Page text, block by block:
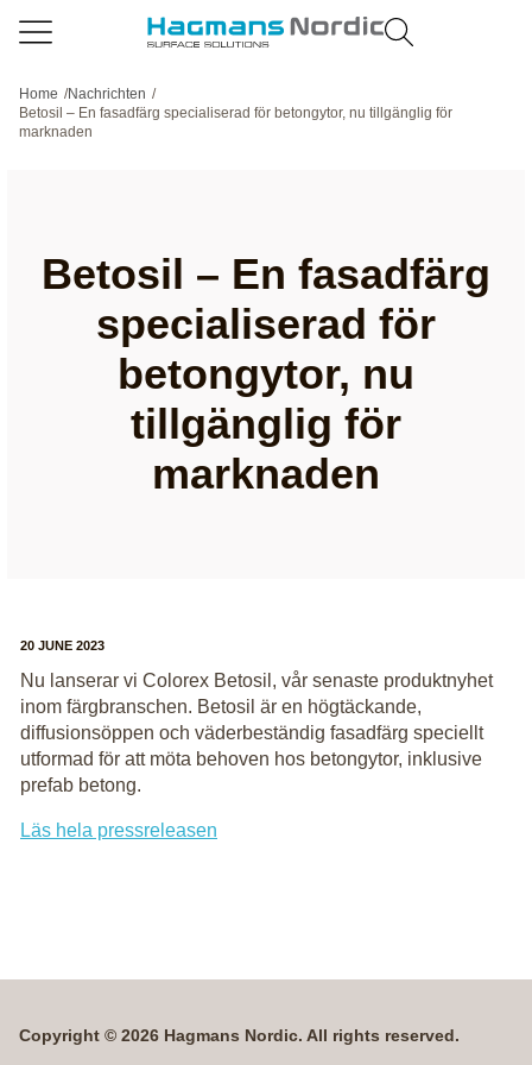
Home /Nachrichten /
Betosil – En fasadfärg specialiserad för betongytor, nu tillgänglig för
marknaden
Betosil – En fasadfärg
specialiserad för
betongytor, nu
tillgänglig för
marknaden
20 JUNE 2023
Nu lanserar vi Colorex Betosil, vår senaste produktnyhet
inom färgbranschen. Betosil är en högtäckande,
diffusionsöppen och väderbeständig fasadfärg speciellt
utformad för att möta behoven hos betongytor, inklusive
prefab betong.
Läs hela pressreleasen
Copyright © 2026 Hagmans Nordic. All rights reserved.